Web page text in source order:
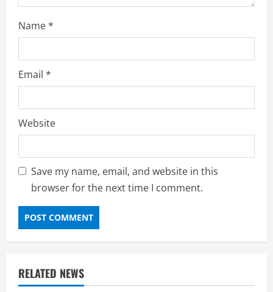
Name*
Email *
Website
Save my name, email, and website in this
browser for the next time I comment.
RELATED NEWS